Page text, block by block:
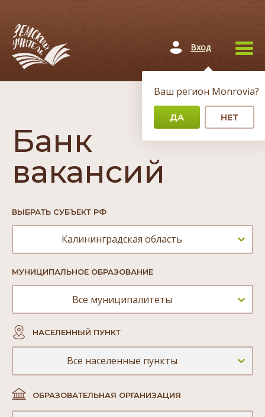
Вход
Ваш регион Monrovia?
ДА НЕТ
Главная/Банк вакансий
Банк
вакансий
ВЫБРАТЬ СУБЪЕКТ РФ
Калининградская область
МУНИЦИПАЛЬНОЕ ОБРАЗОВАНИЕ
Все муниципалитеты
НАСЕЛЕННЫЙ ПУНКТ
Все населенные пункты
ОБРАЗОВАТЕЛЬНАЯ ОРГАНИЗАЦИЯ